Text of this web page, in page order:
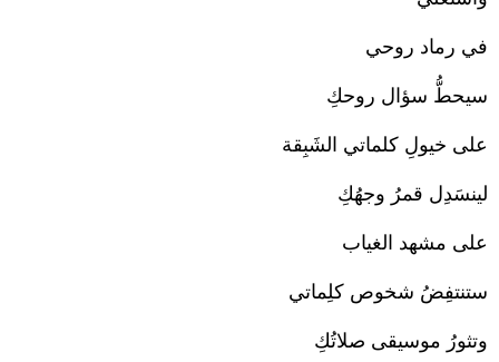
في رماد روحي‎
سيحطُّ سؤال روحكِ
على خيولِ كلماتي الشَبِقة‎
لينسَدِل قمرُ وجهُكِ ‏
على مشهد الغياب
ستنتفِضُ شخوص كلِماتي
وتثورُ موسيقى صلاتُكِ